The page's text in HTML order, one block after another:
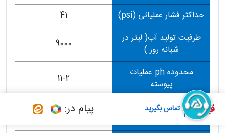
قیمت : تماس بگیرید پیام در:
حداکثر فشار عملیاتی (psi)
41
ظرفیت تولید آب( لیتر در
شبانه روز )
9000
محدوده ph عملیات
پیوسته
11-2
محدوده ph عملیات
شستشو در 30 دقیقه
13-1